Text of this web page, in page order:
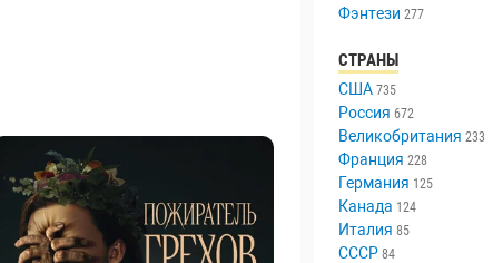
Фэнтези 277
СТРАНЫ
США 735
Россия 672
Великобритания 233
Франция 228
Германия 125
Канада 124
Италия 85
СССР 84